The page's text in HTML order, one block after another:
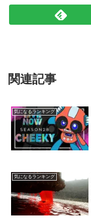
関連記事
気になるランキング
気になるランキング